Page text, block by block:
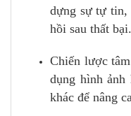
dựng sự tự tin,
hồi sau thất bại.
Chiến lược
dụng hình
khác để nâng